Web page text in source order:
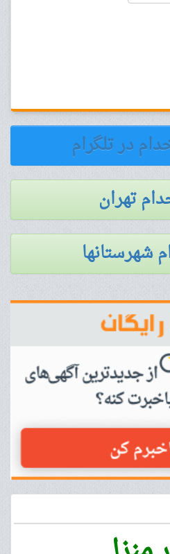
در تلگرام
تهران
شهرستانها